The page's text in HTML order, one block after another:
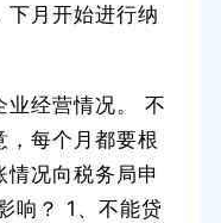
下月开始进行纳
业经营情况。 不
，每个月都要根
况向税务局申
响？ 1、不能贷